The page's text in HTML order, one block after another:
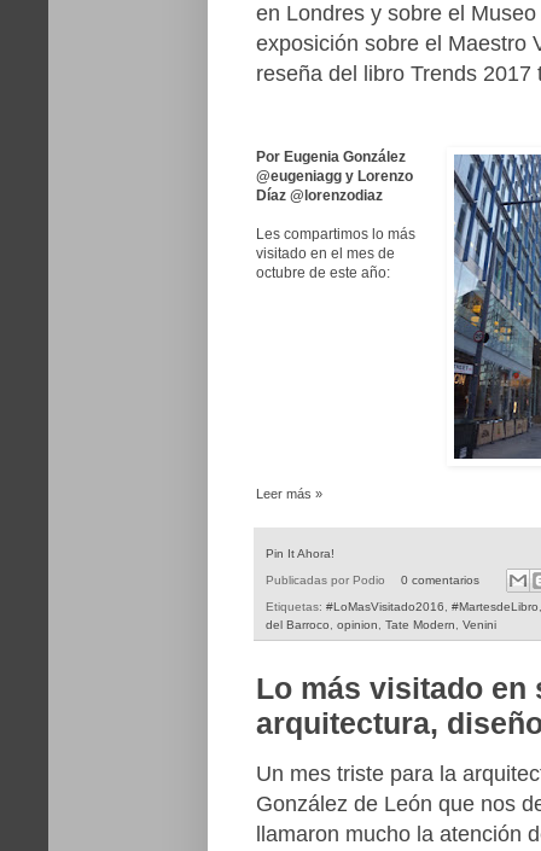
en Londres y sobre el
exposición sobre el Maestro
reseña del libro Trends
Por Eugenia González
@eugeniagg y Lorenzo
Díaz @lorenzodiaz
Les compartimos lo más
visitado en el mes de
octubre de este año:
Leer más »
Pin It Ahora!
Publicadas por Podio 0 comentarios
Etiquetas: #LoMasVisitado2016, #MartesdeLibro
del Barroco, opinion, Tate Modern, Venini
Lo más visitado en
arquitectura,
Un mes triste para la
González de León que nos
llamaron mucho la atención